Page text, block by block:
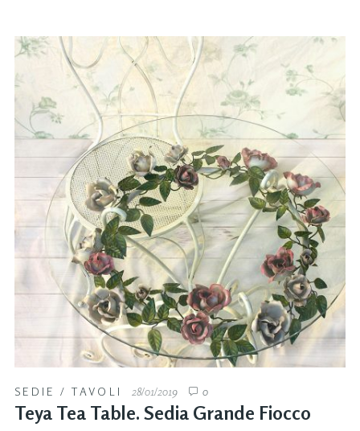
SEDIE /TAVOLI 28/01/2019 0
Teya Tea Table. Sedia Grande Fiocco